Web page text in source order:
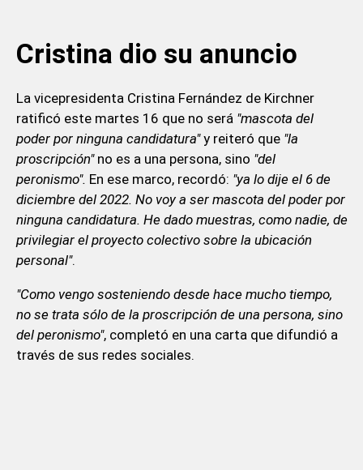
Cristina dio su anuncio
La vicepresidenta Cristina Fernández de Kirchner
ratificó este martes 16 que no será "mascota del
poder por ninguna candidatura"y reiteró que "la
proscripción"no es a una persona, sino "del
peronismo". En ese marco, recordó: "ya lo dije el 6 de
diciembre del 2022. No voy a ser mascota del poder por
ninguna candidatura. He dado muestras, como nadie, de
privilegiar el proyecto colectivo sobre la ubicación
personal".
"Como vengo sosteniendo desde hace mucho tiempo,
no se trata sólo de la proscripción de una persona, sino
del peronismo", completó en una carta que difundió a
través de sus redes sociales.